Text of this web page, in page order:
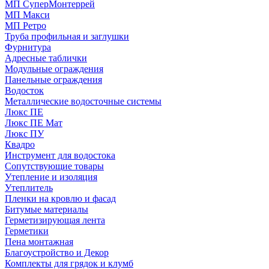
МП СуперМонтеррей
МП Макси
МП Ретро
Труба профильная и заглушки
Фурнитура
Адресные таблички
Модульные ограждения
Панельные ограждения
Водосток
Металлические водосточные системы
Люкс ПЕ
Люкс ПЕ Мат
Люкс ПУ
Квадро
Инструмент для водостока
Сопутствующие товары
Утепление и изоляция
Утеплитель
Пленки на кровлю и фасад
Битумые материалы
Герметизирующая лента
Герметики
Пена монтажная
Благоустройство и Декор
Комплекты для грядок и клумб